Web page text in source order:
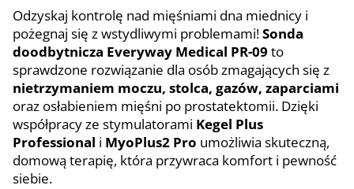
Odzyskaj kontrolę nad mięśniami dna miednicy i
pożegnaj się z wstydliwymi problemami!Sonda
doodbytnicza Everyway Medical PR-09 to
sprawdzone rozwiązanie dla osób zmagających się z
nietrzymaniem moczu, stolca, gazów, zaparciami
oraz osłabieniem mięśni po prostatektomii. Dzięki
współpracy ze stymulatorami Kegel Plus
Professional i MyoPlus2 Pro umożliwia skuteczną,
domową terapię, która przywraca komfort i pewność
siebie.